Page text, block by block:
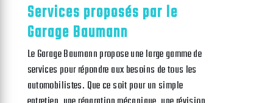
Services proposés par le
Garage Baumann
Le Garage Baumann propose une large gamme de
services pour répondre aux besoins de tous les
automobilistes. Que ce soit pour un simple